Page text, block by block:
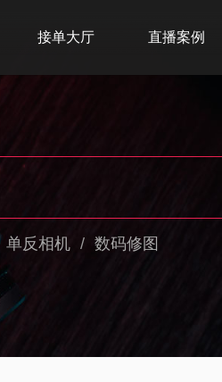
接单大厅 直播案例
单反相机 / 数码修图